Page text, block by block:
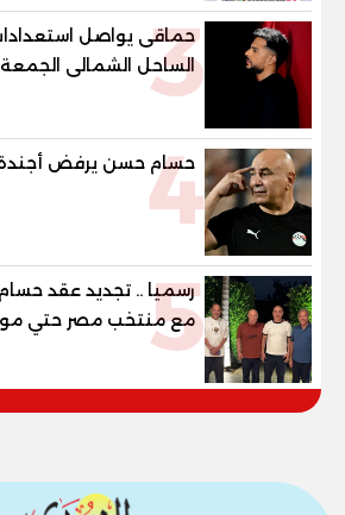
3
حماقى يواصل
الساحل الشمالى الجمعة
4
حسام حسن يرفض أجندة
5
رسميا .. تجديد عقد
مع منتخب مصر حتي